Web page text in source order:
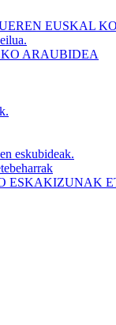
EUSKAL
ARAUBIDEA
eskubideak.
ESKAKIZUNAK